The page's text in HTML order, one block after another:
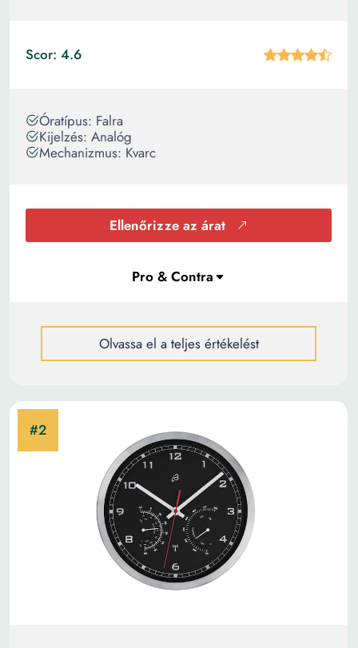
Scor: 4.6
Óratípus: Falra
Kijelzés: Analóg
Mechanizmus: Kvarc
Ellenőrizze az árat
Olvassa el a teljes értékelést